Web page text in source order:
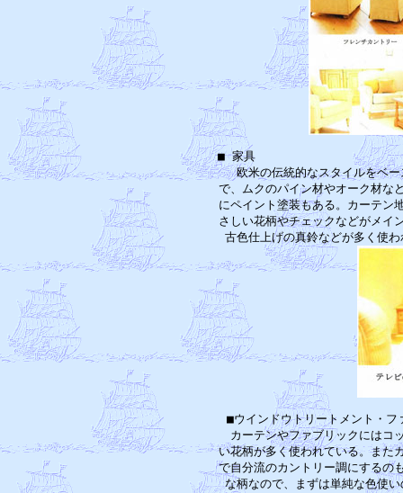
■
欧米の伝統的なスタイルをベー
で、ムクのパイン材やオーク材な
にペイント塗装もある。カーテン
さしい花柄やチェックなどがメイ
■ウインドウトリ
カーテンやファブリックにはコ
い花柄が多く使われている。また
で自分流のカントリー調にするの
な柄なので、まずは単純な色使